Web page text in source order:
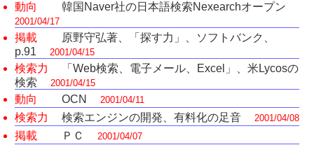
動向 韓国Naver社の日本語検索Nexearchオープン
2001/04/17
掲載
原野守弘著、「探す力」、ソフトバンク、
p.91
2001/04/15
検索力
「Web検索、電子メール、Excel」、米Lycosの
検索
2001/04/15
動向 OCN 2001/04/11
検索力 検索エンジンの開発、有料化の足音 2001/04/08
掲載 ＰＣ 2001/04/07